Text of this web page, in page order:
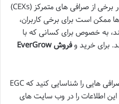
در حال حاضر، EverGrow Coin در برخی از صرافی های متمرکز (CEXs)
است برای برخی کاربران،
به خصوص برای کسانی که با
برای خرید و
فروش EverGrow
ابتدا باید صرافی هایی را شناسایی کنید که EGC
این اطلاعات را در وب سایت های